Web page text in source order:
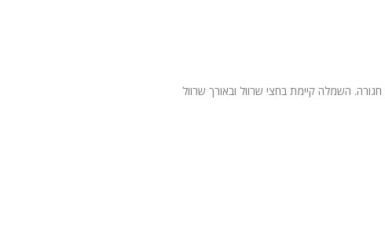
השמלה קיימת בחצי שרוול ובאורך שרוול